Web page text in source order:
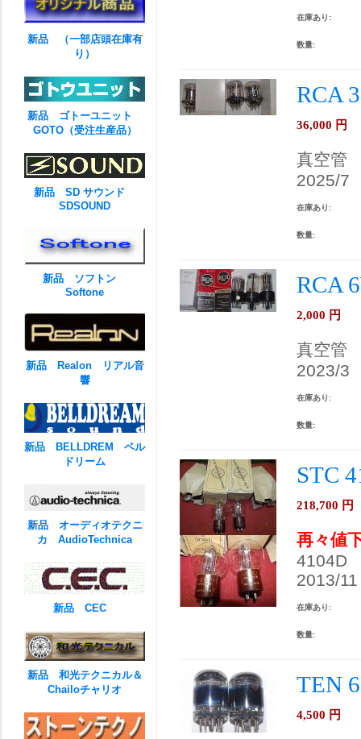
在庫あり:
数量:
RCA
36,000 円
真空管
2025/7
在庫あり:
数量:
RCA
2,000 円
真空管
2023/3
在庫あり:
数量:
STC
218,700 円
再々値
4104D
2013/11
在庫あり:
数量:
TEN
4,500 円
新品 （一部店頭在庫有
り）
新品 ゴトーユニット
GOTO（受注生産品）
新品 SD サウンド
SDSOUND
新品 ソフトン
Softone
新品 Realon リアル音
響
新品 BELLDREM ベル
ドリーム
新品 オーディオテクニ
カ AudioTechnica
新品 CEC
新品 和光テクニカル＆
Chailoチャリオ